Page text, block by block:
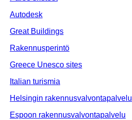
Autodesk
Great Buildings
Rakennusperintö
Greece Unesco sites
Italian turismia
Helsingin rakennusvalvontapalvelu
Espoon rakennusvalvontapalvelu